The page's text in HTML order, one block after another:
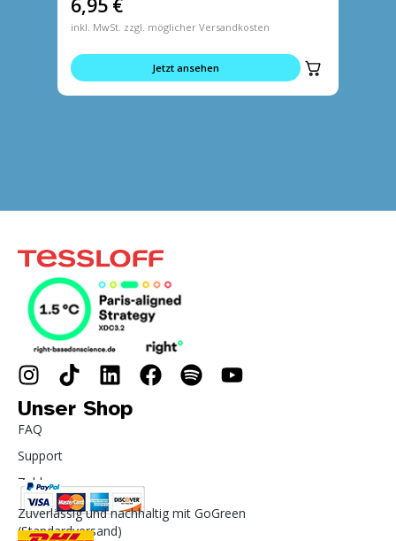
6,95 €
inkl. MwSt. zzgl. möglicher Versandkosten
Jetzt ansehen
Unser Shop
FAQ
Support
Zahlung
Zuverlässig und nachhaltig mit GoGreen
(Standardversand)